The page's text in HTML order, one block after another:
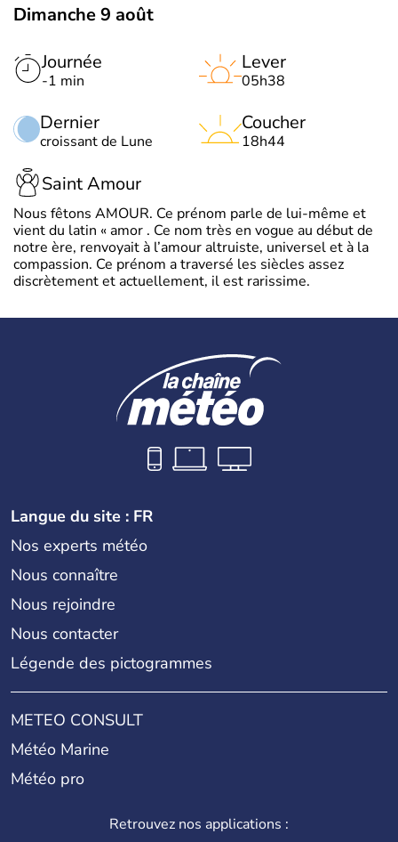
Dimanche 9 août
Journée
-1 min
Dernier
croissant de Lune
Lever
05h38
Coucher
18h44
Saint Amour
Nous fêtons AMOUR. Ce prénom parle de lui-même et
vient du latin « amor . Ce nom très en vogue au début de
notre ère, renvoyait à l’amour altruiste, universel et à la
compassion. Ce prénom a traversé les siècles assez
discrètement et actuellement, il est rarissime.
Langue du site : FR
Nos experts météo
Nous connaître
Nous rejoindre
Nous contacter
Légende des pictogrammes
METEO CONSULT
Météo Marine
Météo pro
Retrouvez nos applications :